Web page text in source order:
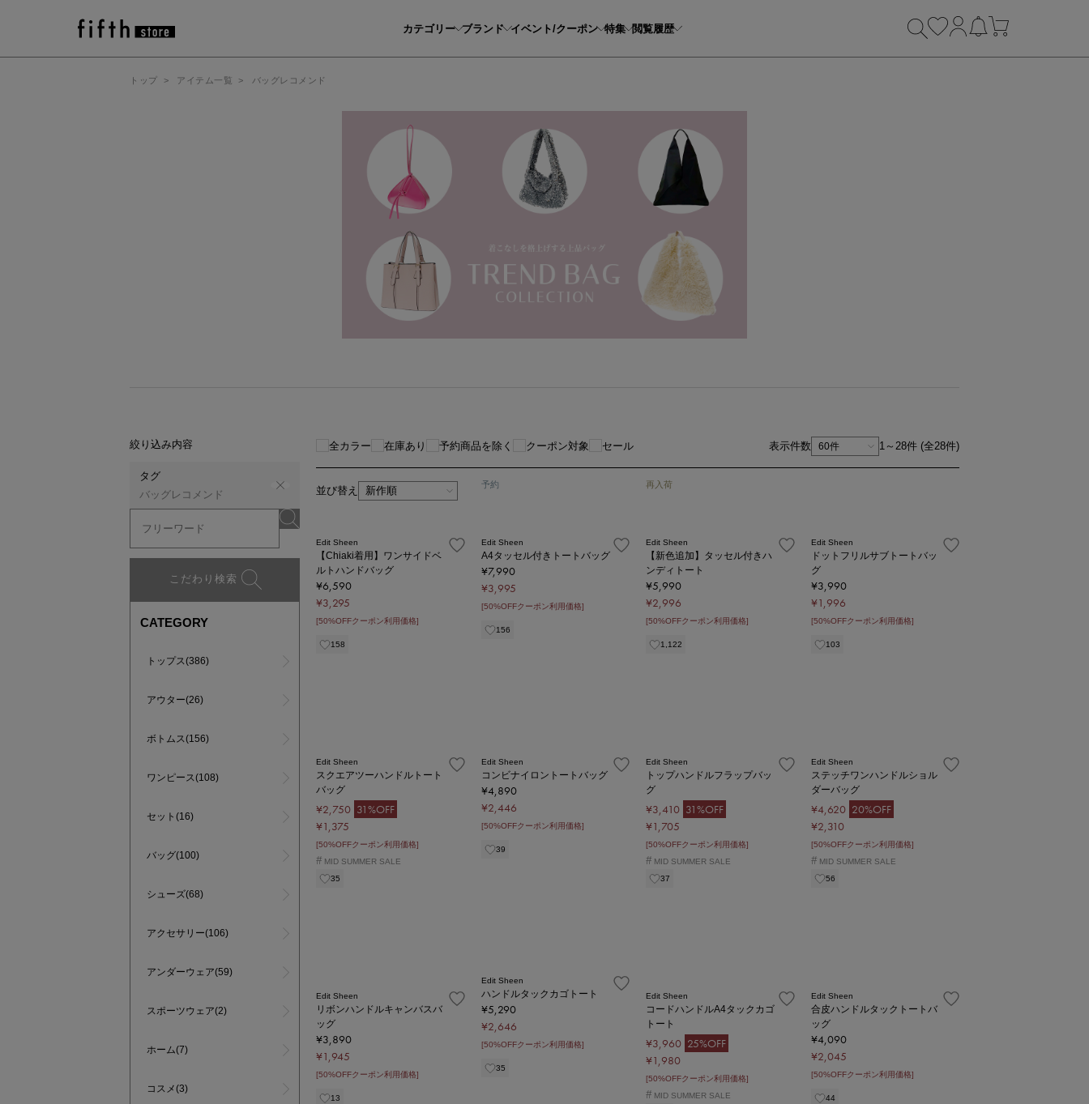
カテゴリー ブランド イベント/クーポン 特集 閲覧履歴
トップ > アイテム一覧 > バッグレコメンド
絞り込み内容
タグ
バッグレコメンド
こだわり検索
CATEGORY
トップス(386)
アウター(26)
ボトムス(156)
ワンピース(108)
セット(16)
バッグ(100)
シューズ(68)
アクセサリー(106)
アンダーウェア(59)
スポーツウェア(2)
ホーム(7)
コスメ(3)
全カラー 在庫あり 予約商品を除く クーポン対象 セール 表示件数 1～28件 (全28件)
並び替え
Edit Sheen
【Chiaki着用】ワンサイドベ
ルトハンドバッグ
¥6,590
¥3,295
[50%OFFクーポン利用価格]
158
予約
Edit Sheen
A4タッセル付きトートバッグ
¥7,990
¥3,995
[50%OFFクーポン利用価格]
156
再入荷
Edit Sheen
【新色追加】タッセル付きハ
ンディトート
¥5,990
¥2,996
[50%OFFクーポン利用価格]
1,122
Edit Sheen
ドットフリルサブトートバッ
グ
¥3,990
¥1,996
[50%OFFクーポン利用価格]
103
Edit Sheen
スクエアツーハンドルトート
バッグ
¥2,750 31%OFF
¥1,375
[50%OFFクーポン利用価格]
# MID SUMMER SALE
35
Edit Sheen
コンビナイロントートバッグ
¥4,890
¥2,446
[50%OFFクーポン利用価格]
39
Edit Sheen
トップハンドルフラップバッ
グ
¥3,410 31%OFF
¥1,705
[50%OFFクーポン利用価格]
# MID SUMMER SALE
37
Edit Sheen
ステッチワンハンドルショル
ダーバッグ
¥4,620 20%OFF
¥2,310
[50%OFFクーポン利用価格]
# MID SUMMER SALE
56
Edit Sheen
リボンハンドルキャンバスバ
ッグ
¥3,890
¥1,945
[50%OFFクーポン利用価格]
13
Edit Sheen
ハンドルタックカゴトート
¥5,290
¥2,646
[50%OFFクーポン利用価格]
35
Edit Sheen
コードハンドルA4タックカゴ
トート
¥3,960 25%OFF
¥1,980
[50%OFFクーポン利用価格]
# MID SUMMER SALE
Edit Sheen
合皮ハンドルタックトートバ
ッグ
¥4,090
¥2,045
[50%OFFクーポン利用価格]
44